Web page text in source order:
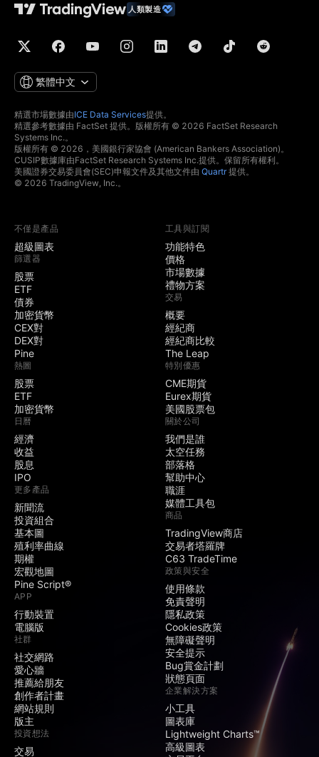
人類製造
繁體中文
精選市場數據由ICE Data Services提供。
精選參考數據由 FactSet 提供。版權所有 © 2026 FactSet Research
Systems Inc.。
版權所有 © 2026，美國銀行家協會 (American Bankers Association)。
CUSIP數據庫由FactSet Research Systems Inc.提供。保留所有權利。
美國證券交易委員會(SEC)申報文件及其他文件由 Quartr提供。
© 2026 TradingView, Inc.。
不僅是產品
超級圖表
篩選器
股票
ETF
債券
加密貨幣
CEX對
DEX對
Pine
熱圖
股票
ETF
加密貨幣
日曆
經濟
收益
股息
IPO
更多產品
新聞流
投資組合
基本圖
殖利率曲線
期權
宏觀地圖
Pine Script®
APP
行動裝置
電腦版
社群
社交網路
愛心牆
推薦給朋友
創作者計畫
網站規則
版主
投資想法
交易
工具與訂閱
功能特色
價格
市場數據
禮物方案
交易
概要
經紀商
經紀商比較
The Leap
特別優惠
CME期貨
Eurex期貨
美國股票包
關於公司
我們是誰
太空任務
部落格
幫助中心
職涯
媒體工具包
商品
TradingView商店
交易者塔羅牌
C63 TradeTime
政策與安全
使用條款
免責聲明
隱私政策
Cookies政策
無障礙聲明
安全提示
Bug賞金計劃
狀態頁面
企業解決方案
小工具
圖表庫
Lightweight Charts™
高級圖表